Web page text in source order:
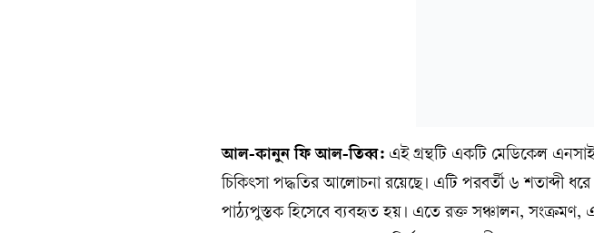
আল-কানুন ফি আল-তিব্ব: এই গ্রন্থটি একটি মেডিকেল
চিকিৎসা পদ্ধতির আলোচনা রয়েছে। এটি পরবর্তী ৬ শতাব্দী ধরে
পাঠ্যপুস্তক হিসেবে ব্যবহৃত হয়। এতে রক্ত সঞ্চালন, সংক্রমণ,